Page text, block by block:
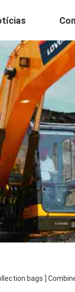
bags ]